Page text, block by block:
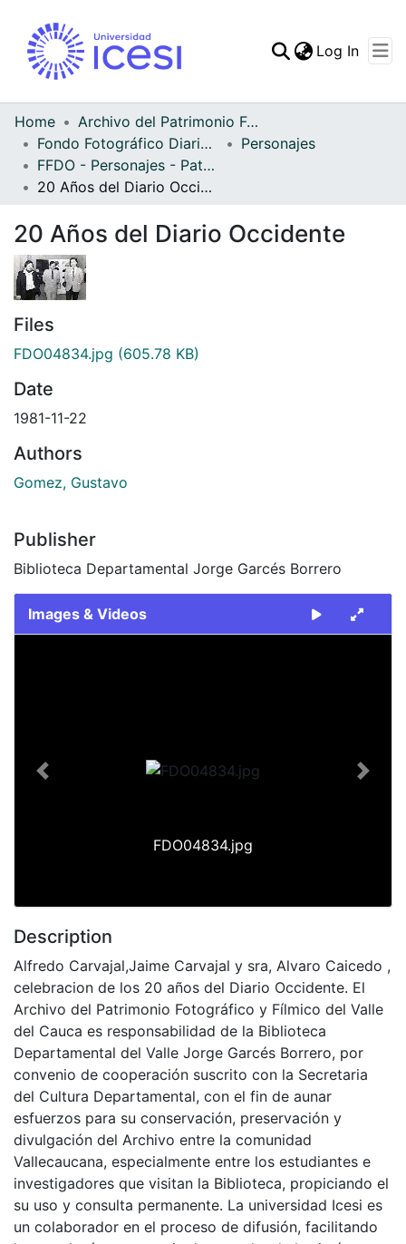
Statistics
Log In
Home
Archivo del Patrimonio Fotográfico y Fílmico del Valle del Cauca
Fondo Fotográfico Diario Occidente
Personajes
FFDO - Personajes - Patrimonial
20 Años del Diario Occidente
20 Años del Diario Occidente
Files
FDO04834.jpg (605.78 KB)
Date
1981-11-22
Authors
Gomez, Gustavo
Publisher
Biblioteca Departamental Jorge Garcés Borrero
Images & Videos
FDO04834.jpg
Previous Next
Description
Alfredo Carvajal,Jaime Carvajal y sra, Alvaro Caicedo ,
celebracion de los 20 años del Diario Occidente. El
Archivo del Patrimonio Fotográfico y Fílmico del Valle
del Cauca es responsabilidad de la Biblioteca
Departamental del Valle Jorge Garcés Borrero, por
convenio de cooperación suscrito con la Secretaria
del Cultura Departamental, con el fin de aunar
esfuerzos para su conservación, preservación y
divulgación del Archivo entre la comunidad
Vallecaucana, especialmente entre los estudiantes e
investigadores que visitan la Biblioteca, propiciando el
su uso y consulta permanente. La universidad Icesi es
un colaborador en el proceso de difusión, facilitando